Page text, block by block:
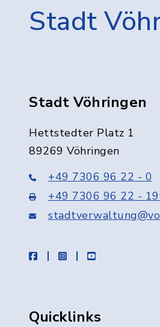
Stadt
Stadt Vöhringen
Hettstedter Platz 1
89269 Vöhringen
+49 7306 96 22 - 0
+49 7306 96 22 -
facebookinstagramyoutube
Quicklinks